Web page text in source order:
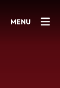
MENU